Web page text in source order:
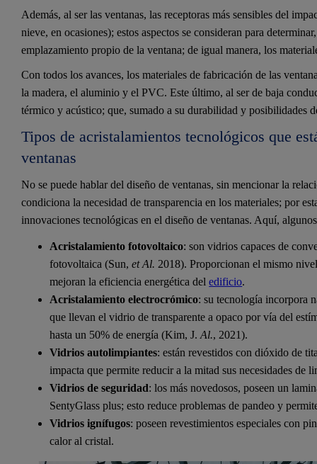
Además, al ser las ventanas, las receptoras más sensibles del
nieve, en ocasiones); estos aspectos se consideran para
emplazamiento propio de la ventana; de igual manera, los
Con todos los avances, los materiales de fabricación de las
la madera, el aluminio y el PVC. Este último, al ser de baja
térmico y acústico; que, sumado a su durabilidad y posibilidades
Tipos de acristalamientos tecnológicos que
ventanas
No se puede hablar del diseño de ventanas, sin mencionar la
condiciona la necesidad de transparencia en los materiales; por
innovaciones tecnológicas en el diseño de ventanas. Aquí,
Acristalamiento fotovoltaico: son vidrios capaces de
fotovoltaica (Sun,et Al. 2018). Proporcionan el mismo
mejoran la eficiencia energética deledificio.
Acristalamiento electrocrómico: su tecnología incorpora
que llevan el vidrio de transparente a opaco por vía del
hasta un 50% de energía (Kim, J.Al., 2021).
Vidrios autolimpiantes: están revestidos con dióxido de
impacta que permite reducir a la mitad sus necesidades de
Vidrios de seguridad: los más novedosos, poseen un
SentyGlass plus; esto reduce problemas de pandeo y
Vidrios ignífugos: poseen revestimientos especiales con
calor al cristal.